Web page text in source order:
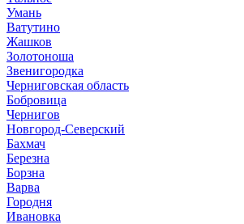
Умань
Ватутино
Жашков
Золотоноша
Звенигородка
Черниговская область
Бобровица
Чернигов
Новгород-Северский
Бахмач
Березна
Борзна
Варва
Городня
Ивановка